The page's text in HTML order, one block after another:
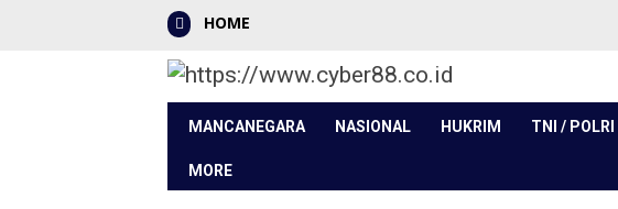
HOME
MANCANEGARA NASIONAL HUKRIM TNI / POLRI
MORE